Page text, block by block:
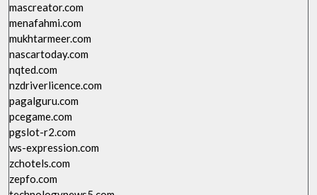
mascreator.com
menafahmi.com
mukhtarmeer.com
nascartoday.com
nqted.com
nzdriverlicence.com
pagalguru.com
pcegame.com
pgslot-r2.com
ws-expression.com
zchotels.com
zepfo.com